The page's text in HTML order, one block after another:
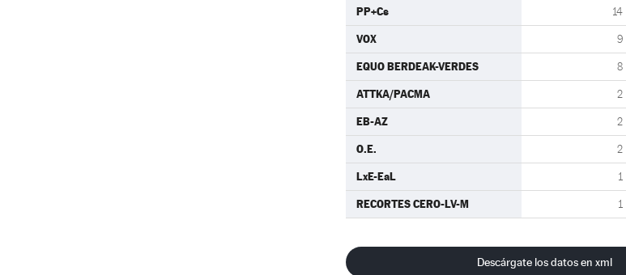
PP+Cs 14
VOX 9
EQUO BERDEAK-VERDES 8
ATTKA/PACMA 2
EB-AZ 2
O.E. 2
LxE-EaL 1
RECORTES CERO-LV-M 1
Descárgate los datos en xml